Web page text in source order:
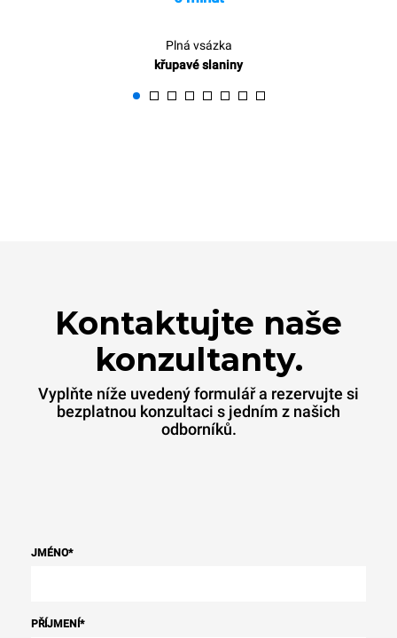
Plná vsázka
křupavé slaniny
Kontaktujte naše
konzultanty.
Vyplňte níže uvedený formulář a rezervujte si
bezplatnou konzultaci s jedním z našich
odborníků.
JMÉNO*
PŘÍJMENÍ *